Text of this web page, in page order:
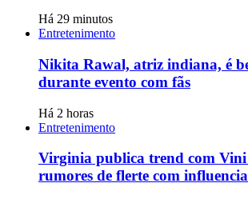
Há 29 minutos
Entretenimento
Nikita Rawal, atriz indiana, é
durante evento com fãs
Há 2 horas
Entretenimento
Virginia publica trend com Vini
rumores de flerte com